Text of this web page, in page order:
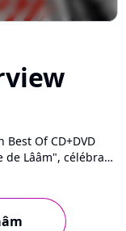
Of CD+DVD
de Lââm", célébrant
un parcours riche
détermination lui
chemin. Cette